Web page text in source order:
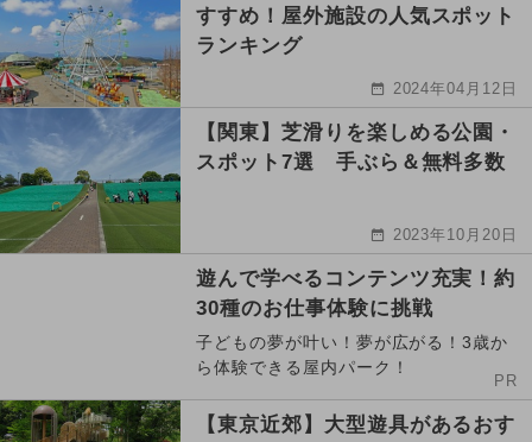
すすめ！屋外施設の人気スポット
ランキング
2024年04月12日
【関東】芝滑りを楽しめる公園・
スポット7選 手ぶら＆無料多数
2023年10月20日
遊んで学べるコンテンツ充実！約
30種のお仕事体験に挑戦
子どもの夢が叶い！夢が広がる！3歳か
ら体験できる屋内パーク！
PR
【東京近郊】大型遊具があるおす